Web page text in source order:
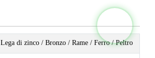
Lega di zinco / Bronzo / Rame / Ferro / Peltro